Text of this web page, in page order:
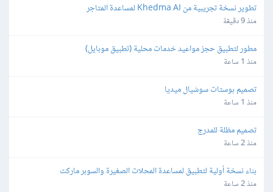
تطوير نسخة تجريبية من Khedma AI لمساعدة المتاجر
منذ 9 دقيقة
مطور لتطبيق حجز مواعيد خدمات محلية (تطبيق موبايل)
منذ 1 ساعة
تصميم بوستات سوشيال ميديا
منذ 1 ساعة
تصميم مظلة للمدرج
منذ 2 ساعة
بناء نسخة أولية لتطبيق لمساعدة المحلات الصغيرة والسوبر ماركت
منذ 2 ساعة